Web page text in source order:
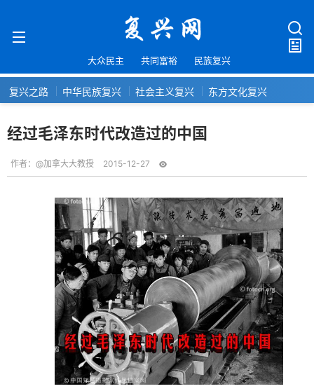
大众民主 共同富裕 民族复兴
复兴之路 中华民族复兴 社会主义复兴 东方文化复兴
经过毛泽东时代改造过的中国
作者： @加拿大大教授 2015-12-27